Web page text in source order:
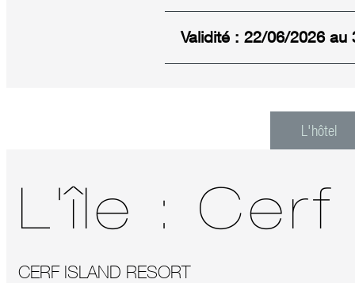
Validité : 22/06/2026 au
L'hôtel
L'île : Cerf
CERF ISLAND RESORT